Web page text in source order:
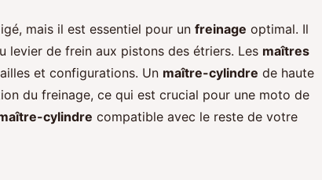
mais il est essentiel pour un freinage optimal. Il
levier de frein aux pistons des étriers. Les maîtres
et configurations. Un maître-cylindre de haute
du freinage, ce qui est crucial pour une moto de
cylindre compatible avec le reste de votre